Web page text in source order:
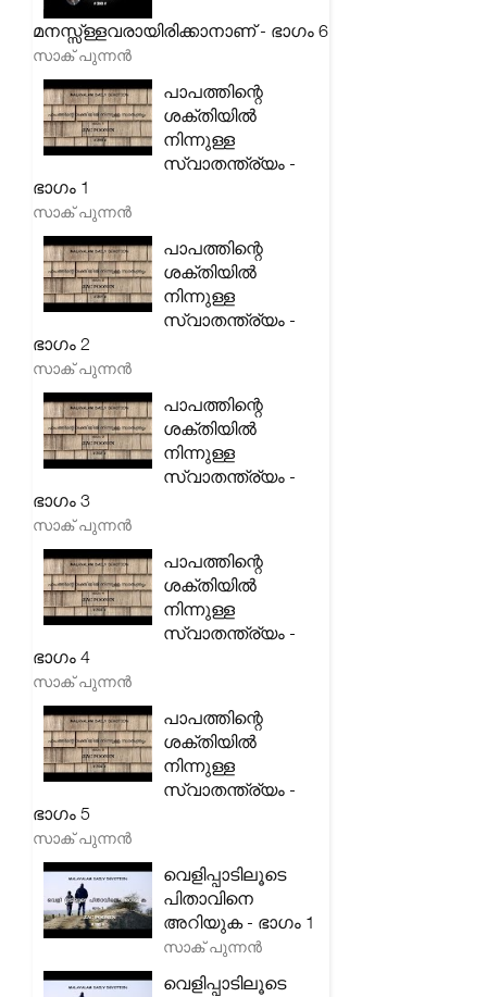
മനസ്സ്ള്ളവരായിരിക്കാനാണ് - ഭാഗം 6
സാക് പുന്നൻ
പാപത്തിന്റെ
ശക്തിയിൽ
നിന്നുള്ള
സ്വാതന്ത്ര്യം -
ഭാഗം 1
സാക് പുന്നൻ
പാപത്തിന്റെ
ശക്തിയിൽ
നിന്നുള്ള
സ്വാതന്ത്ര്യം -
ഭാഗം 2
സാക് പുന്നൻ
പാപത്തിന്റെ
ശക്തിയിൽ
നിന്നുള്ള
സ്വാതന്ത്ര്യം -
ഭാഗം 3
സാക് പുന്നൻ
പാപത്തിന്റെ
ശക്തിയിൽ
നിന്നുള്ള
സ്വാതന്ത്ര്യം -
ഭാഗം 4
സാക് പുന്നൻ
പാപത്തിന്റെ
ശക്തിയിൽ
നിന്നുള്ള
സ്വാതന്ത്ര്യം -
ഭാഗം 5
സാക് പുന്നൻ
വെളിപ്പാടിലൂടെ
പിതാവിനെ
അറിയുക - ഭാഗം 1
സാക് പുന്നൻ
വെളിപ്പാടിലൂടെ